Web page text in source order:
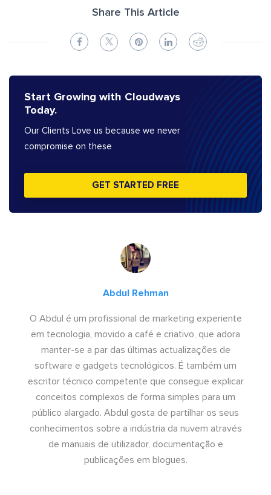
Share This Article
Start Growing with Cloudways
Today.
Our Clients Love us because we never
compromise on these
GET STARTED FREE
Abdul Rehman
O Abdul é um profissional de marketing experiente
em tecnologia, movido a café e criativo, que adora
manter-se a par das últimas actualizações de
software e gadgets tecnológicos. É também um
escritor técnico competente que consegue explicar
conceitos complexos de forma simples para um
público alargado. Abdul gosta de partilhar os seus
conhecimentos sobre a indústria da nuvem através
de manuais de utilizador, documentação e
publicações em blogues.